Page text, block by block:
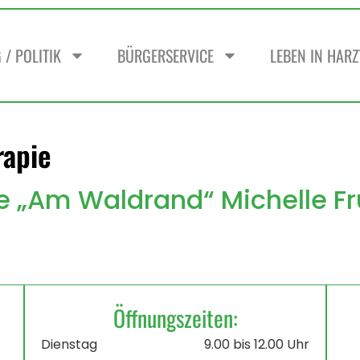
/ POLITIK BÜRGERSERVICE LEBEN IN
„Am Waldrand“ Michelle
Öffnungszeiten:
Dienstag 9.00 bis 12.00 Uhr